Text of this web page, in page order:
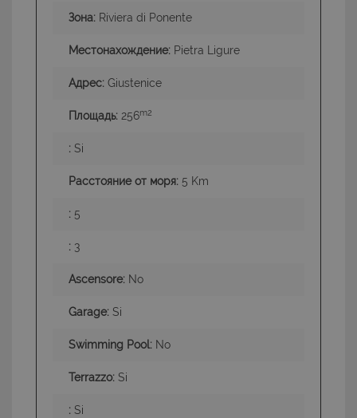
Зона: Riviera di Ponente
Местонахождение: Pietra Ligure
Адрес: Giustenice
Площадь: 256m2
: Si
Расстояние от моря: 5 Km
: 5
: 3
Ascensore: No
Garage: Si
Swimming Pool: No
Terrazzo: Si
: Si